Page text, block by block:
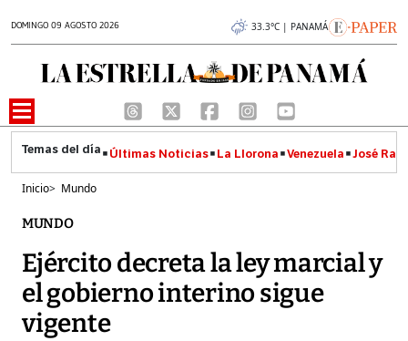
DOMINGO 09 AGOSTO 2026 33.3°C | PANAMÁ
Últimas Noticias La Llorona Venezuela José
Inicio> Mundo
MUNDO
Ejército decreta la ley marcial y
el gobierno interino sigue
vigente